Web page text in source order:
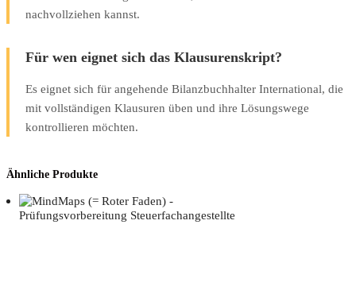
nachvollziehen kannst.
Für wen eignet sich das Klausurenskript?
Es eignet sich für angehende Bilanzbuchhalter International, die
mit vollständigen Klausuren üben und ihre Lösungswege
kontrollieren möchten.
Ähnliche Produkte